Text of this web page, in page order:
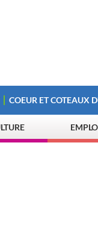
COEUR ET COTEAUX